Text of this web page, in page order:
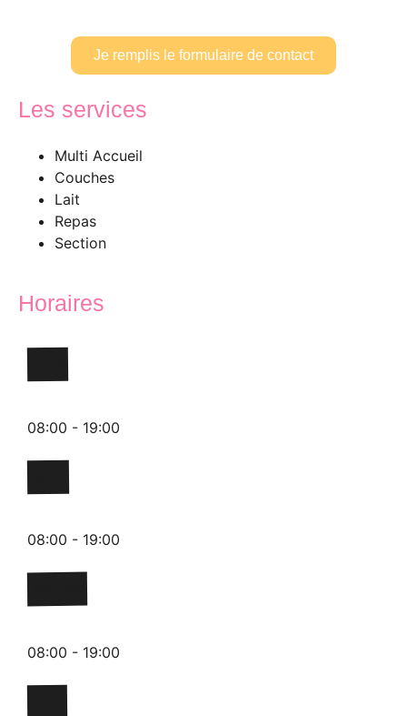
Je remplis le formulaire de contact
Les services
Multi Accueil
Couches
Lait
Repas
Section
Horaires
08:00 - 19:00
08:00 - 19:00
08:00 - 19:00